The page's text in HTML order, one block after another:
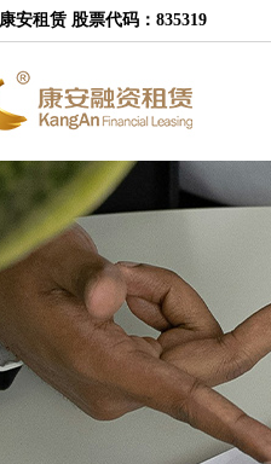
安租赁 股票代码：835319